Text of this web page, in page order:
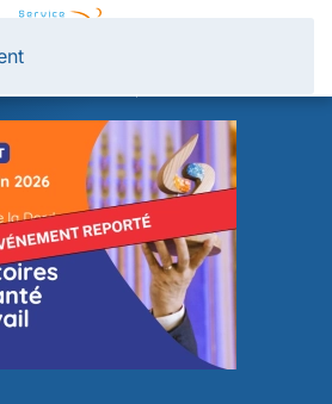
cookies